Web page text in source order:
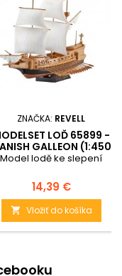
ZNAČKA: REVELL
LOĎ 65899 -
GALLEON (1:450)
Model lodě ke slepení
Cena
14,39 €
 Vložiť do košíka